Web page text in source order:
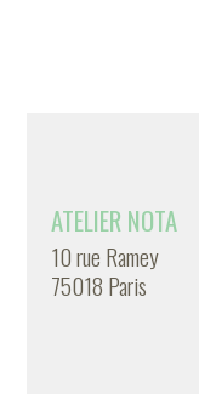
ATELIER NOTA
10 rue Ramey
75018 Paris